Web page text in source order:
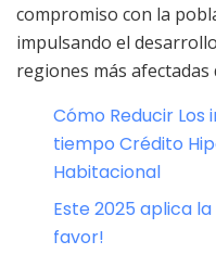
compromiso con la
impulsando el
regiones más afectadas
Cómo Reducir
tiempo Crédito
Habitacional
Este 2025 aplica
favor!